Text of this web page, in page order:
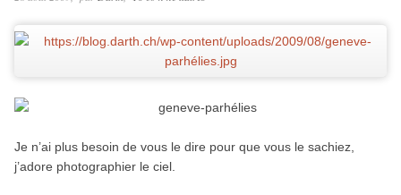
Je n’ai plus besoin de vous le dire pour que vous le sachiez,
j’adore photographier le ciel.